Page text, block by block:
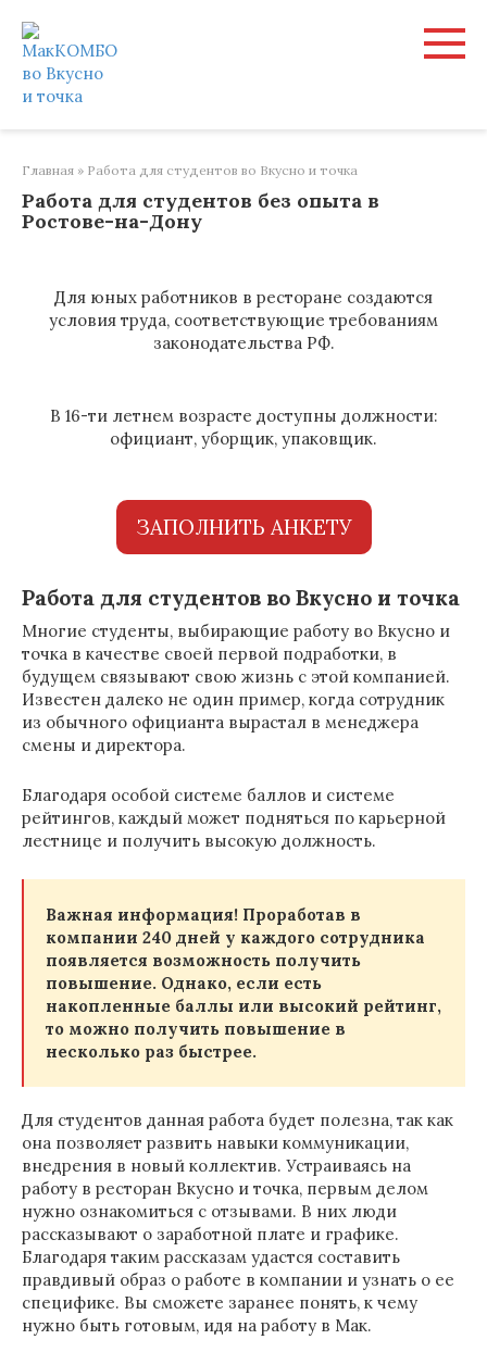
контенту
Главная » Работа для студентов во Вкусно и точка
Работа для студентов без опыта в
Ростове-на-Дону
Для юных работников в ресторане создаются
условия труда, соответствующие требованиям
законодательства РФ.
В 16-ти летнем возрасте доступны должности:
официант, уборщик, упаковщик.
ЗАПОЛНИТЬ АНКЕТУ
Работа для студентов во Вкусно и точка
Многие студенты, выбирающие работу во Вкусно и
точка в качестве своей первой подработки, в
будущем связывают свою жизнь с этой компанией.
Известен далеко не один пример, когда сотрудник
из обычного официанта вырастал в менеджера
смены и директора.
Благодаря особой системе баллов и системе
рейтингов, каждый может подняться по карьерной
лестнице и получить высокую должность.
Важная информация! Проработав в
компании 240 дней у каждого сотрудника
появляется возможность получить
повышение. Однако, если есть
накопленные баллы или высокий рейтинг,
то можно получить повышение в
несколько раз быстрее.
Для студентов данная работа будет полезна, так как
она позволяет развить навыки коммуникации,
внедрения в новый коллектив. Устраиваясь на
работу в ресторан Вкусно и точка, первым делом
нужно ознакомиться с отзывами. В них люди
рассказывают о заработной плате и графике.
Благодаря таким рассказам удастся составить
правдивый образ о работе в компании и узнать о ее
специфике. Вы сможете заранее понять, к чему
нужно быть готовым, идя на работу в Мак.